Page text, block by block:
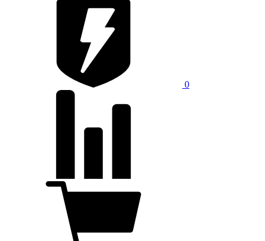
0